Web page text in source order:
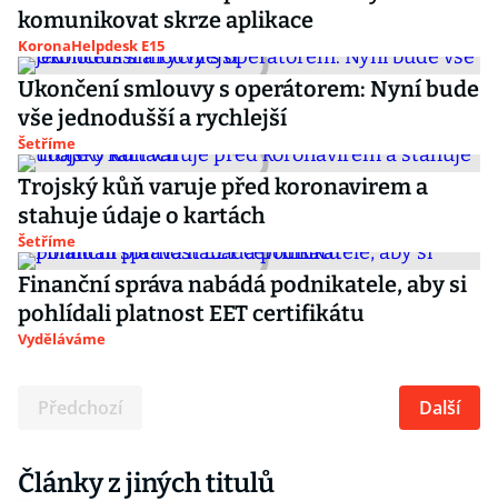
komunikovat skrze aplikace
KoronaHelpdesk E15
Ukončení smlouvy s operátorem: Nyní bude
vše jednodušší a rychlejší
Šetříme
Trojský kůň varuje před koronavirem a
stahuje údaje o kartách
Šetříme
Finanční správa nabádá podnikatele, aby si
pohlídali platnost EET certifikátu
Vyděláváme
Předchozí Další
Články z jiných titulů